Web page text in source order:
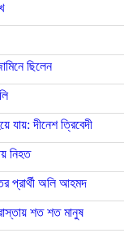
ছিলেন
যায়: দীনেশ ত্রিবেদী
নিহত
প্রার্থী অলি আহমদ
শত শত মানুষ